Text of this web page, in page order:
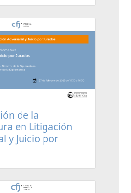
de la
en Litigación
y Juicio por